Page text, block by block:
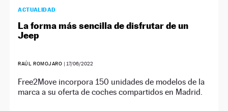
ACTUALIDAD
La forma más sencilla de disfrutar de un
Jeep
RAÚL ROMOJARO | 17/06/2022
Free2Move incorpora 150 unidades de modelos de la
marca a su oferta de coches compartidos en Madrid.